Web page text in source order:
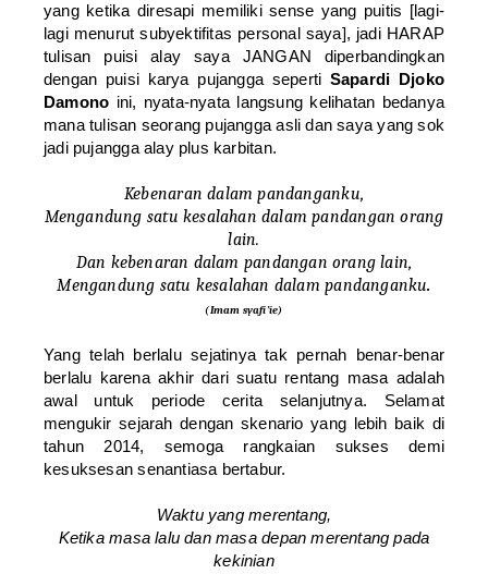
yang ketika diresapi memiliki sense yang puitis [lagi-
lagi menurut subyektifitas personal saya], jadi HARAP
tulisan puisi alay saya JANGAN diperbandingkan
dengan puisi karya pujangga seperti Sapardi Djoko
Damono ini, nyata-nyata langsung kelihatan bedanya
mana tulisan seorang pujangga asli dan saya yang sok
jadi pujangga alay plus karbitan.
Kebenaran dalam pandanganku,
Mengandung satu kesalahan dalam pandangan orang
lain.
Dan kebenaran dalam pandangan orang lain,
Mengandung satu kesalahan dalam pandanganku.
(Imam syafi’ie)
Yang telah berlalu sejatinya tak pernah benar-benar
berlalu karena akhir dari suatu rentang masa adalah
awal untuk periode cerita selanjutnya. Selamat
mengukir sejarah dengan skenario yang lebih baik di
tahun 2014, semoga rangkaian sukses demi
kesuksesan senantiasa bertabur.
Waktu yang merentang,
Ketika masa lalu dan masa depan merentang pada
kekinian